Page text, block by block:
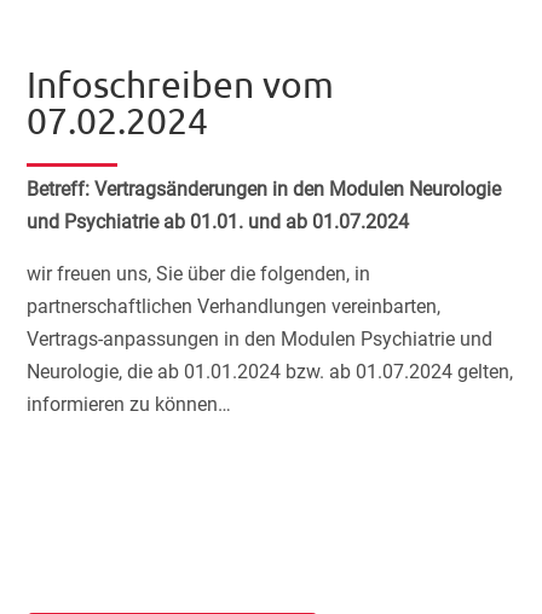
Infoschreiben vom
07.02.2024
Betreff: Vertragsänderungen in den Modulen Neurologie
und Psychiatrie ab 01.01. und ab 01.07.2024
wir freuen uns, Sie über die folgenden, in
partnerschaftlichen Verhandlungen vereinbarten,
Vertrags-anpassungen in den Modulen Psychiatrie und
Neurologie, die ab 01.01.2024 bzw. ab 01.07.2024 gelten,
informieren zu können…